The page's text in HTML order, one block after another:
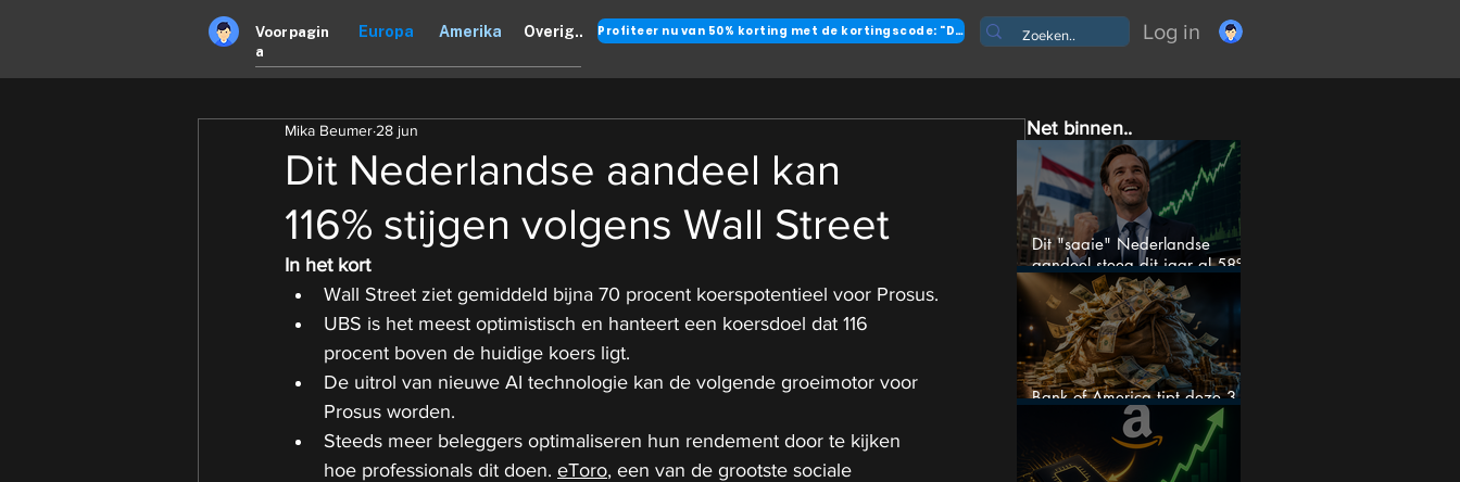
Voorpagin
a
Europa Amerika Overig.. Profiteer nu van 50% korting met de kortingscode: "DANK" Log in
Dit Nederlandse aandeel kan
116% stijgen volgens Wall Street
Mika Beumer 28 jun
In het kort
Wall Street ziet gemiddeld bijna 70 procent koerspotentieel voor Prosus.
UBS is het meest optimistisch en hanteert een koersdoel dat 116
procent boven de huidige koers ligt.
De uitrol van nieuwe AI technologie kan de volgende groeimotor voor
Prosus worden.
Steeds meer beleggers optimaliseren hun rendement door te kijken
hoe professionals dit doen. eToro, een van de grootste sociale
Net binnen..
Dit "saaie" Nederlandse
aandeel steeg dit jaar al 58%
en wordt volgens analisten
onderschat
Bank of America tipt deze 3
chipaandelen